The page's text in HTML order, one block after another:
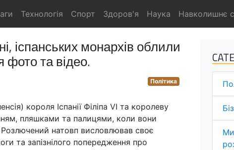
Технологія Спорт Здоров'я Наука Навколишнє
іспанських монархів облили
фото та відео.
Політика
короля Іспанії Філіпа VI та королеву
пляшками та палицями, коли вони
натовп висловлював своє
та запізнілого попередження про